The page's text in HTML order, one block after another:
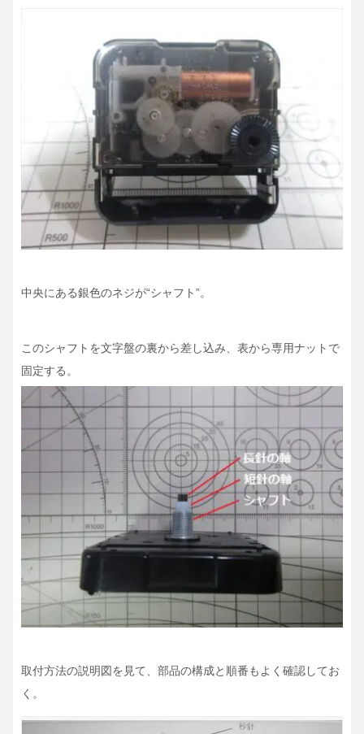
中央にある銀色のネジが“シャフト”。
このシャフトを文字盤の裏から差し込み、表から専用ナットで
固定する。
取付方法の説明図を見て、部品の構成と順番もよく確認してお
く。